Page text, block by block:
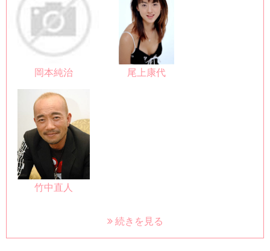
岡本純治 尾上康代
竹中直人
続きを見る